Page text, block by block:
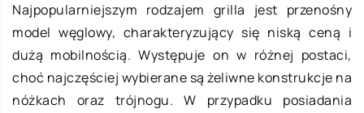
Najpopularniejszym rodzajem grilla jest przenośny
model węglowy, charakteryzujący się niską ceną i
dużą mobilnością. Występuje on w różnej postaci,
choć najczęściej wybierane są żeliwne konstrukcje na
nóżkach oraz trójnogu. W przypadku posiadania